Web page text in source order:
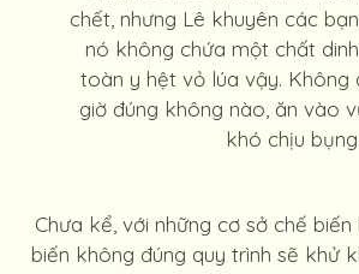
chết, nhưng Lê khuyên các
nó không chứa một chất
toàn y hệt vỏ lúa vậy. Không
giờ đúng không nào, ăn vào
khó chịu bụng.
Chưa kể, với những cơ sở chế biến
biến không đúng quy trình sẽ khử